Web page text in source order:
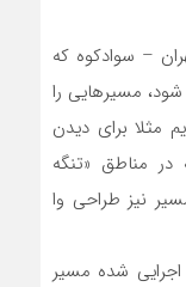
– سوادکوه که
مسیرهایی را
مثلا برای دیدن
مناطق «تنگه
نیز طراحی وا
هم که از 16 آذر ماه اجرایی شده مسیر